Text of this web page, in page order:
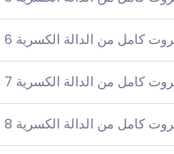
كامل من الدالة الكسرية 6
كامل من الدالة الكسرية 7
كامل من الدالة الكسرية 8